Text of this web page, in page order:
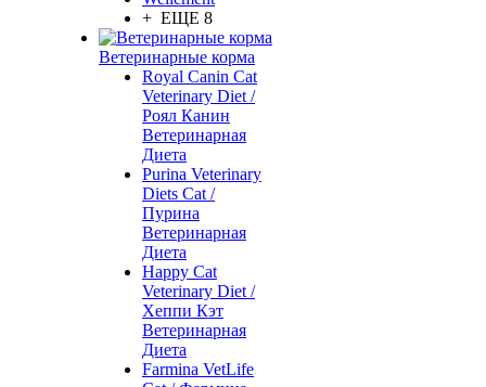
+ ЕЩЕ 8
Ветеринарные корма
Royal Canin Cat
Veterinary Diet /
Роял Канин
Ветеринарная
Диета
Purina Veterinary
Diets Cat /
Пурина
Ветеринарная
Диета
Happy Cat
Veterinary Diet /
Хеппи Кэт
Ветеринарная
Диета
Farmina VetLife